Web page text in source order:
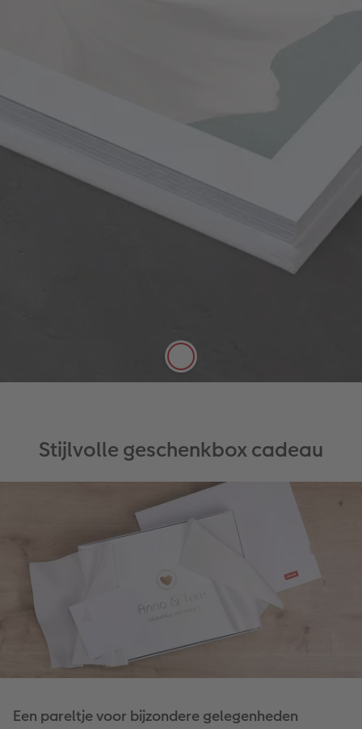
Premium mat fotopapier
Belicht in plaats van bedrukt
Stijlvolle geschenkbox cadeau
Een pareltje voor bijzondere gelegenheden